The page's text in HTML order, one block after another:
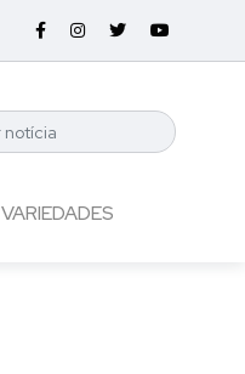
VARIEDADES